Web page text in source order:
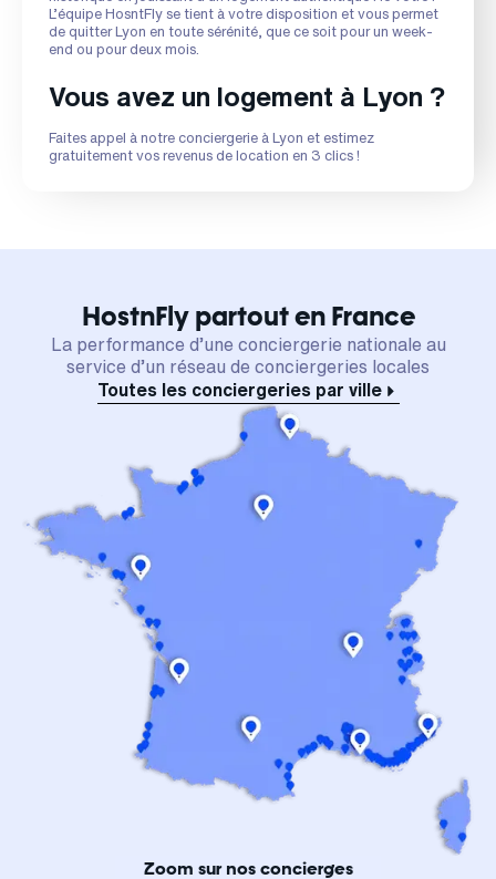
L’équipe HosntFly se tient à votre disposition et vous permet
de quitter Lyon en toute sérénité, que ce soit pour un week-
end ou pour deux mois.
Vous avez un logement à Lyon ?
Faites appel à notre conciergerie à Lyon et estimez
gratuitement vos revenus de location en 3 clics !
HostnFly partout en France
La performance d’une conciergerie nationale au
service d’un réseau de conciergeries locales
Toutes les conciergeries par ville
Zoom sur nos concierges